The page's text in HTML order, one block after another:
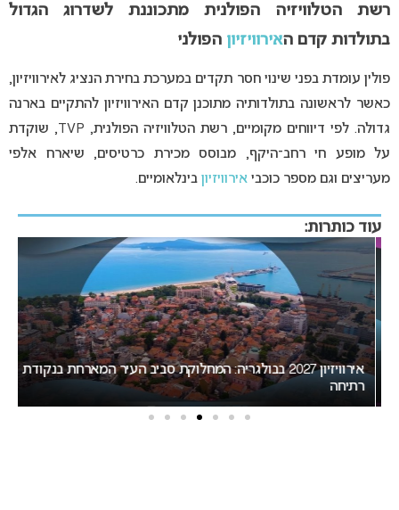
רשת הטלוויזיה הפולנית מתכוננת לשדרוג הגדול
בתולדות קדם האירוויזיון הפולני
פולין עומדת בפני שינוי חסר תקדים במערכת בחירת הנציג לאירוויזיון,
כאשר לראשונה בתולדותיה מתוכנן קדם האירוויזיון להתקיים בארנה
גדולה. לפי דיווחים מקומיים, רשת הטלוויזיה הפולנית, TVP, שוקדת
על מופע חי רחב־היקף, מבוסס מכירת כרטיסים, שיארח אלפי
מעריצים וגם מספר כוכבי אירוויזיון בינלאומיים.
עוד כותרות:
אירוויזיון 2027 בבולגריה: המחלוקת סביב העיר המארחת בנקודת
רתיחה